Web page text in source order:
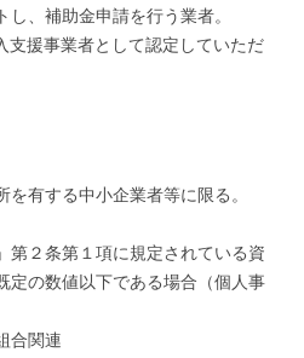
、補助金申請を行う業者。
援事業者として認定していただ
有する中小企業者等に限る。
第２条第１項に規定されている資
定の数値以下である場合（個人事
合関連